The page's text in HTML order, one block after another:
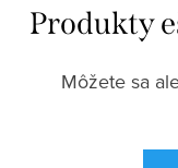
Produkty
Môžete sa